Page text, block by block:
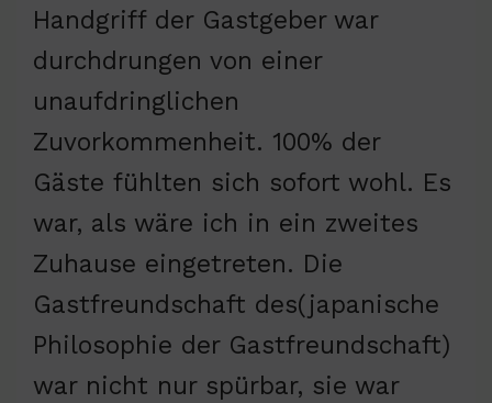
Handgriff der Gastgeber war
durchdrungen von einer
unaufdringlichen
Zuvorkommenheit. 100% der
Gäste fühlten sich sofort wohl. Es
war, als wäre ich in ein zweites
Zuhause eingetreten. Die
Gastfreundschaft des(japanische
Philosophie der Gastfreundschaft)
war nicht nur spürbar, sie war